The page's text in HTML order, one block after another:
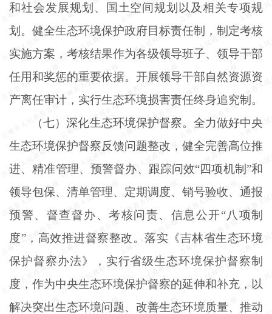
和社会发展规划、国土空间规划以及相关专项规
划。健全生态环境保护政府目标责任制，制定考核
实施方案，考核结果作为各级领导班子、领导干部
任用和奖惩的重要依据。开展领导干部自然资源资
产离任审计，实行生态环境损害责任终身追究制。
（七）深化生态环境保护督察。全力做好中央
生态环境保护督察反馈问题整改，健全完善高位推
进、精准管理、预警督办、跟踪问效“四项机制”和
领导包保、清单管理、定期调度、销号验收、通报
预警、督查督办、考核问责、信息公开“八项制
度”，高效推进督察整改。落实《吉林省生态环境
保护督察办法》，实行省级生态环境保护督察制
度，作为中央生态环境保护督察的延伸和补充，以
解决突出生态环境问题、改善生态环境质量、推动